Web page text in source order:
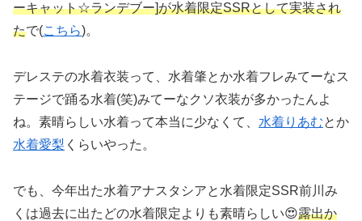
ーキャット☆ランデブー]が水着限定SSRとして実装され
たで(こちら)。
デレステの水着衣装って、水着肇とか水着フレみてーなス
テージで踊る水着(笑)みてーなクソ衣装が多かったんよ
ね。素晴らしい水着って本当に少なくて、 水着りあむとか
水着愛梨 くらいやった。
でも、今年出た水着アナスタシアと水着限定SSR前川み
くは過去に出たどの水着限定よりも素晴らしい😍露出か